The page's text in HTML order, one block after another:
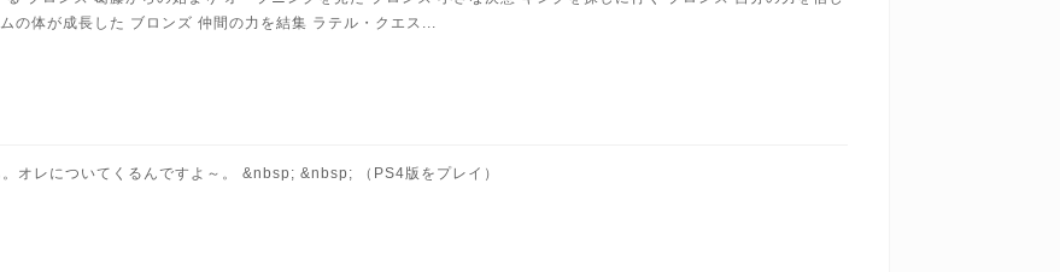
の体が成長した ブロンズ 仲間の力を結集 ラテル・クエス...
オレについてくるんですよ～。 &nbsp; &nbsp; （PS4版をプレイ）